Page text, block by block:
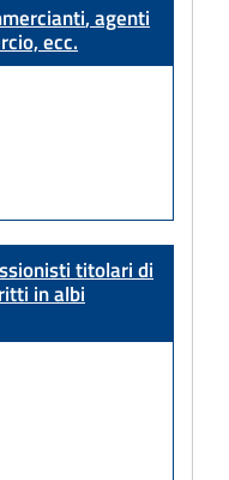
, agenti
ecc.
titolari di
in albi